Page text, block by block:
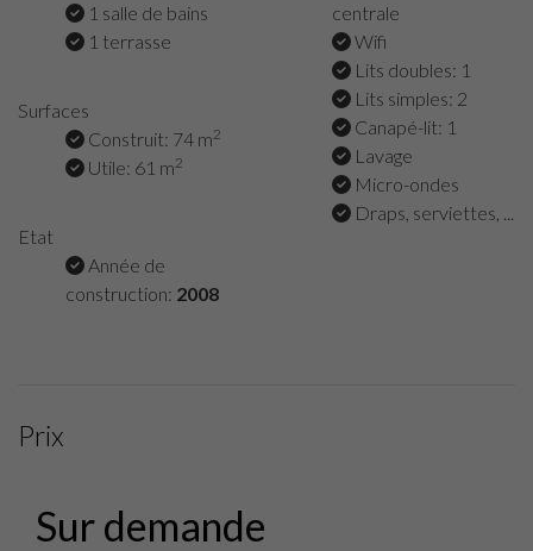
1 salle de bains
1 terrasse
Surfaces
Construit: 74 m2
Utile: 61 m2
Etat
Année de
construction: 2008
centrale
Wifi
Lits doubles: 1
Lits simples: 2
Canapé-lit: 1
Lavage
Micro-ondes
Draps, serviettes, ...
Prix
Sur demande